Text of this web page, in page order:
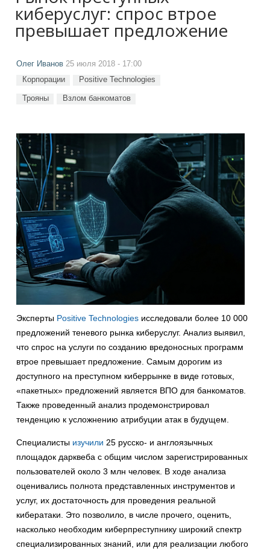
киберуслуг: спрос втрое
превышает предложение
Олег Иванов 25 июля 2018 - 17:00
Корпорации Positive Technologies
Трояны Взлом банкоматов
Эксперты Positive Technologies исследовали более 10 000
предложений теневого рынка киберуслуг. Анализ выявил,
что спрос на услуги по созданию вредоносных программ
втрое превышает предложение. Самым дорогим из
доступного на преступном киберрынке в виде готовых,
«пакетных» предложений является ВПО для банкоматов.
Также проведенный анализ продемонстрировал
тенденцию к усложнению атрибуции атак в будущем.
Специалисты изучили 25 русско- и англоязычных
площадок дарквеба с общим числом зарегистрированных
пользователей около 3 млн человек. В ходе анализа
оценивались полнота представленных инструментов и
услуг, их достаточность для проведения реальной
кибератаки. Это позволило, в числе прочего, оценить,
насколько необходим киберпреступнику широкий спектр
специализированных знаний, или для реализации любого